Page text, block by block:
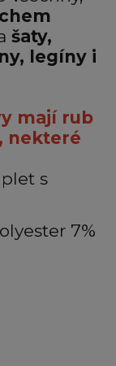
šaty,
legíny i
mají rub
nekteré
s
7%